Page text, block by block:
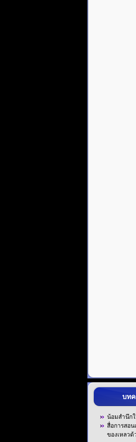
บท
น้อมสำนึก
สื่อการสอน
ของเหลว